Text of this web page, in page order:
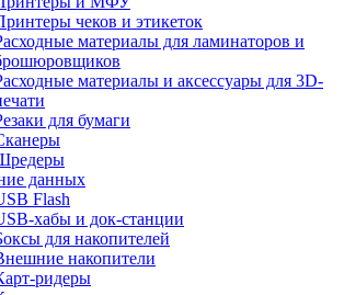
чеков и этикеток
материалы для ламинаторов и
материалы и аксессуары для 3D-
для бумаги
данных
Flash
хабы и док-станции
для накопителей
накопители
ридеры